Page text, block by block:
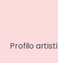
Profilo artisti